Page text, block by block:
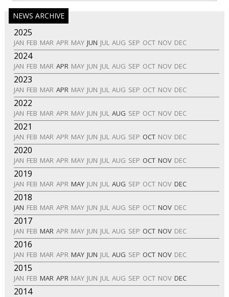
NEWS ARCHIVE
2025
JAN FEB MAR APR MAY JUN JUL AUG SEP OCT NOV DEC
2024
JAN FEB MAR APR MAY JUN JUL AUG SEP OCT NOV DEC
2023
JAN FEB MAR APR MAY JUN JUL AUG SEP OCT NOV DEC
2022
JAN FEB MAR APR MAY JUN JUL AUG SEP OCT NOV DEC
2021
JAN FEB MAR APR MAY JUN JUL AUG SEP OCT NOV DEC
2020
JAN FEB MAR APR MAY JUN JUL AUG SEP OCT NOV DEC
2019
JAN FEB MAR APR MAY JUN JUL AUG SEP OCT NOV DEC
2018
JAN FEB MAR APR MAY JUN JUL AUG SEP OCT NOV DEC
2017
JAN FEB MAR APR MAY JUN JUL AUG SEP OCT NOV DEC
2016
JAN FEB MAR APR MAY JUN JUL AUG SEP OCT NOV DEC
2015
JAN FEB MAR APR MAY JUN JUL AUG SEP OCT NOV DEC
2014